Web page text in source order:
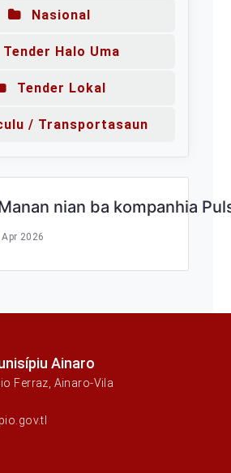
Nasional
Tender Halo Uma
Tender Lokal
/ Transportasaun
nian ba kompanhia
2026
Ainaro
Ferraz, Ainaro-Vila